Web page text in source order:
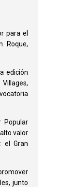
para el
Roque,
edición
Popular
valor
el Gran
junto